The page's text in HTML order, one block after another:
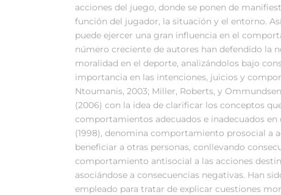
acciones del juego, donde se ponen de
función del jugador, la situación y el entorno.
puede ejercer una gran influencia en el
número creciente de autores han defendido la
moralidad en el deporte, analizándolos bajo
importancia en las intenciones, juicios y
Ntoumanis, 2003; Miller, Roberts, y
(2006) con la idea de clarificar los conceptos
comportamientos adecuados e inadecuados en
(1998), denomina comportamiento prosocial a
beneficiar a otras personas, conllevando
comportamiento antisocial a las acciones
asociándose a consecuencias negativas. Han
empleado para tratar de explicar cuestiones